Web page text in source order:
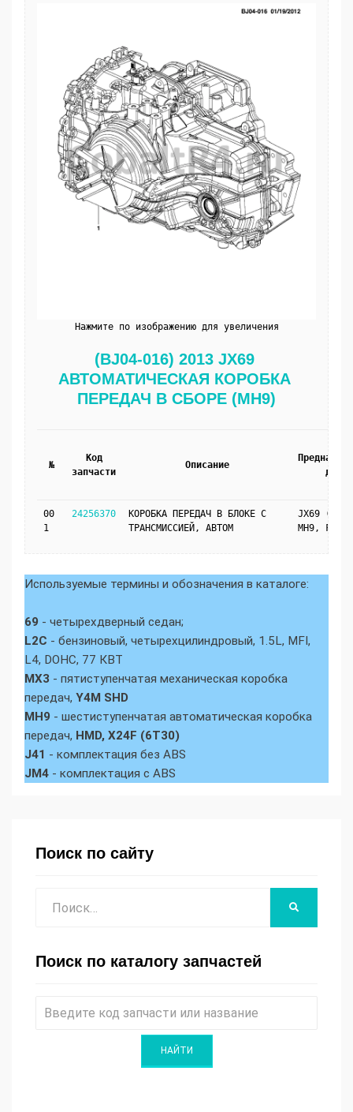
Нажмите по изображению для увеличения
(BJ04-016) 2013 JX69
АВТОМАТИЧЕСКАЯ КОРОБКА
ПЕРЕДАЧ В СБОРЕ (MH9)
№
Код
запчасти
Описание
для
00
1
24256370
КОРОБКА ПЕРЕДАЧ В БЛОКЕ С
ТРАНСМИССИЕЙ, АВТОМ
JX69 (L2C,
MH9, FV1)
Используемые термины и обозначения в каталоге:
69 - четырехдверный седан;
L2C - бензиновый, четырехцилиндровый, 1.5L, MFI,
L4, DOHC, 77 КВТ
MX3 - пятиступенчатая механическая коробка
передач, Y4M SHD
MH9 - шестиступенчатая автоматическая коробка
передач, HMD, X24F (6T30)
J41 - комплектация без ABS
JM4 - комплектация с ABS
Поиск по сайту
Поиск по каталогу запчастей